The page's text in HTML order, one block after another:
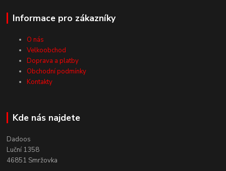
Informace pro zákazníky
O nás
Velkoobchod
Doprava a platby
Obchodní podmínky
Kontakty
Kde nás najdete
Dadoos
Luční 1358
46851 Smržovka